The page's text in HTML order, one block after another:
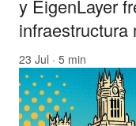
y EigenLayer
infraestructura
23 Jul · 5 min